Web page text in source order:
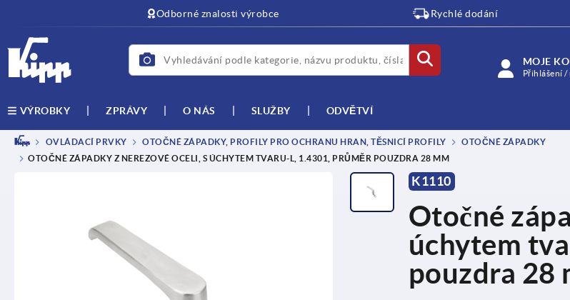
Odborné znalosti výrobce Rychlé dodání
MOJE
Přihlášení
VÝROBKY ZPRÁVY O NÁS SLUŽBY ODVĚTVÍ
OVLÁDACÍ PRVKY OTOČNÉ ZÁPADKY, PROFILY PRO OCHRANU HRAN, TĚSNICÍ PROFILY
OTOČNÉ ZÁPADKY
OTOČNÉ ZÁPADKY Z NEREZOVÉ OCELI, S ÚCHYTEM TVARU-L, 1.4301, PRŮMĚR POUZDRA 28 MM
K1110
Otočné
úchytem
pouzdra 28